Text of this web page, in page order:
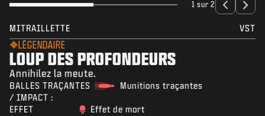
1 sur 2
MITRAILLETTE VST
LÉGENDAIRE
LOUP DES PROFONDEURS
Annihilez la meute.
BALLES TRAÇANTES
/ IMPACT :
Munitions traçantes
EFFET
Effet de mort